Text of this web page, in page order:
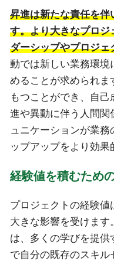
昇進は新たな責任を伴
す。より大きなプロジ
ダーシップやプロジェ
動では新しい業務環境
めることが求められま
もつことができ、自
進や異動に伴う人間関
ュニケーションが業
ップアップをより効果
経験値を積むため
プロジェクトの経験値
大きな影響を受けます
は、多くの学びを提
で自分の既存のスキル